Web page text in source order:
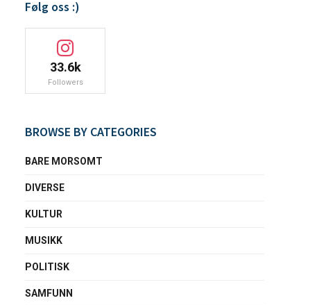
Følg oss :)
33.6k
Followers
BROWSE BY CATEGORIES
BARE MORSOMT
DIVERSE
KULTUR
MUSIKK
POLITISK
SAMFUNN